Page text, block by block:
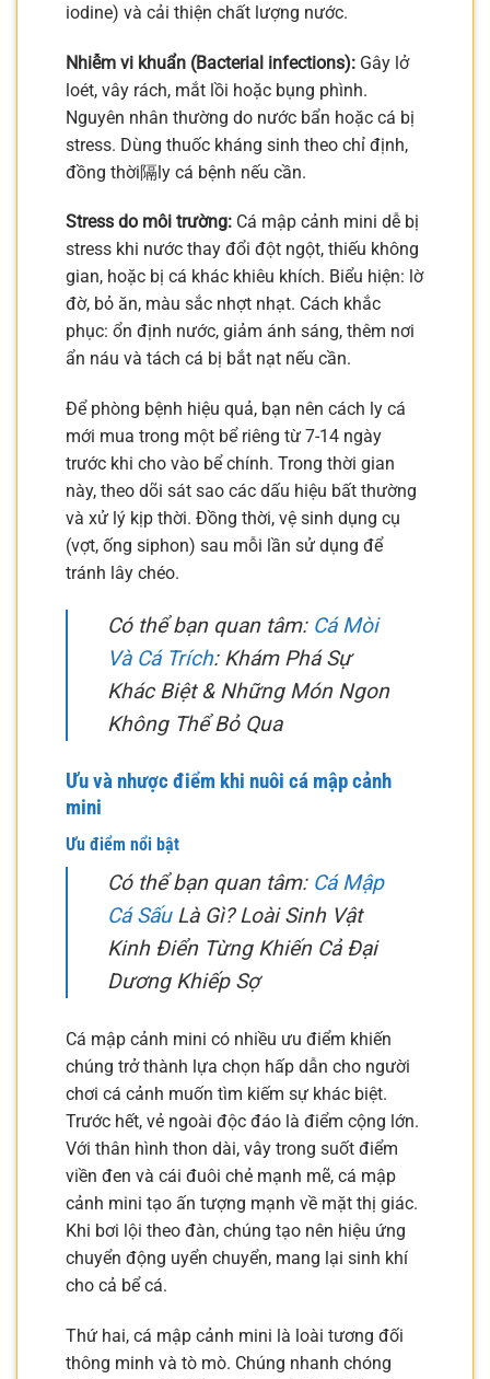
iodine) và cải thiện chất lượng nước.
Nhiễm vi khuẩn (Bacterial infections): Gây lở
loét, vây rách, mắt lồi hoặc bụng phình.
Nguyên nhân thường do nước bẩn hoặc cá bị
stress. Dùng thuốc kháng sinh theo chỉ định,
đồng thời隔ly cá bệnh nếu cần.
Stress do môi trường: Cá mập cảnh mini dễ bị
stress khi nước thay đổi đột ngột, thiếu không
gian, hoặc bị cá khác khiêu khích. Biểu hiện: lờ
đờ, bỏ ăn, màu sắc nhợt nhạt. Cách khắc
phục: ổn định nước, giảm ánh sáng, thêm nơi
ẩn náu và tách cá bị bắt nạt nếu cần.
Để phòng bệnh hiệu quả, bạn nên cách ly cá
mới mua trong một bể riêng từ 7-14 ngày
trước khi cho vào bể chính. Trong thời gian
này, theo dõi sát sao các dấu hiệu bất thường
và xử lý kịp thời. Đồng thời, vệ sinh dụng cụ
(vợt, ống siphon) sau mỗi lần sử dụng để
tránh lây chéo.
Có thể bạn quan tâm: Cá Mòi
Và Cá Trích: Khám Phá Sự
Khác Biệt & Những Món Ngon
Không Thể Bỏ Qua
Ưu và nhược điểm khi nuôi cá mập cảnh
mini
Ưu điểm nổi bật
Có thể bạn quan tâm: Cá Mập
Cá SấuLà Gì? Loài Sinh Vật
Kinh Điển Từng Khiến Cả Đại
Dương Khiếp Sợ
Cá mập cảnh mini có nhiều ưu điểm khiến
chúng trở thành lựa chọn hấp dẫn cho người
chơi cá cảnh muốn tìm kiếm sự khác biệt.
Trước hết, vẻ ngoài độc đáo là điểm cộng lớn.
Với thân hình thon dài, vây trong suốt điểm
viền đen và cái đuôi chẻ mạnh mẽ, cá mập
cảnh mini tạo ấn tượng mạnh về mặt thị giác.
Khi bơi lội theo đàn, chúng tạo nên hiệu ứng
chuyển động uyển chuyển, mang lại sinh khí
cho cả bể cá.
Thứ hai, cá mập cảnh mini là loài tương đối
thông minh và tò mò. Chúng nhanh chóng